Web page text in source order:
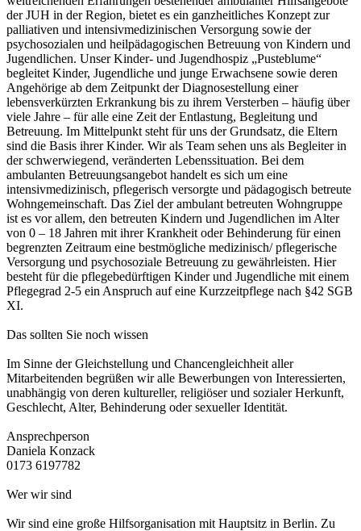
der JUH in der Region, bietet es ein ganzheitliches Konzept zur
palliativen und intensivmedizinischen Versorgung sowie der
psychosozialen und heilpädagogischen Betreuung von Kindern und
Jugendlichen. Unser Kinder- und Jugendhospiz „Pusteblume“
begleitet Kinder, Jugendliche und junge Erwachsene sowie deren
Angehörige ab dem Zeitpunkt der Diagnosestellung einer
lebensverkürzten Erkrankung bis zu ihrem Versterben – häufig über
viele Jahre – für alle eine Zeit der Entlastung, Begleitung und
Betreuung. Im Mittelpunkt steht für uns der Grundsatz, die Eltern
sind die Basis ihrer Kinder. Wir als Team sehen uns als Begleiter in
der schwerwiegend, veränderten Lebenssituation. Bei dem
ambulanten Betreuungsangebot handelt es sich um eine
intensivmedizinisch, pflegerisch versorgte und pädagogisch betreute
Wohngemeinschaft. Das Ziel der ambulant betreuten Wohngruppe
ist es vor allem, den betreuten Kindern und Jugendlichen im Alter
von 0 – 18 Jahren mit ihrer Krankheit oder Behinderung für einen
begrenzten Zeitraum eine bestmögliche medizinisch/ pflegerische
Versorgung und psychosoziale Betreuung zu gewährleisten. Hier
besteht für die pflegebedürftigen Kinder und Jugendliche mit einem
Pflegegrad 2-5 ein Anspruch auf eine Kurzzeitpflege nach §42 SGB
XI.
Das sollten Sie noch wissen
Im Sinne der Gleichstellung und Chancengleichheit aller
Mitarbeitenden begrüßen wir alle Bewerbungen von Interessierten,
unabhängig von deren kultureller, religiöser und sozialer Herkunft,
Geschlecht, Alter, Behinderung oder sexueller Identität.
Ansprechperson
Daniela Konzack
0173 6197782
Wer wir sind
Wir sind eine große Hilfsorganisation mit Hauptsitz in Berlin. Zu